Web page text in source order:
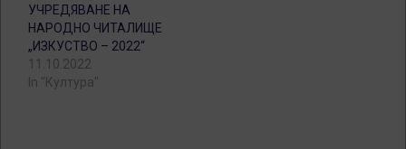
УЧРЕДЯВАНЕ НА
НАРОДНО ЧИТАЛИЩЕ
„ИЗКУСТВО – 2022“
11.10.2022
In "Култура"